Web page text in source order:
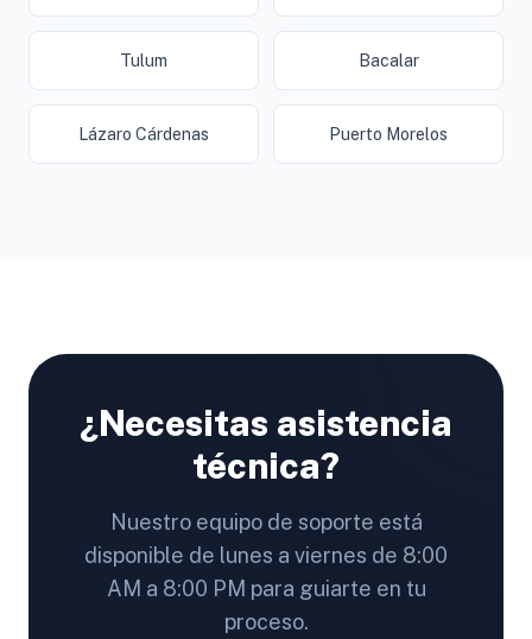
Tulum Bacalar
Lázaro Cárdenas Puerto Morelos
¿Necesitas asistencia
técnica?
Nuestro equipo de soporte está
disponible de lunes a viernes de 8:00
AM a 8:00 PM para guiarte en tu
proceso.